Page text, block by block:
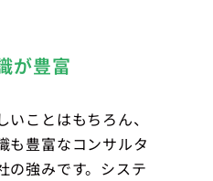
が豊富
ことはもちろん、
も豊富なコンサルタ
の強みです。システ